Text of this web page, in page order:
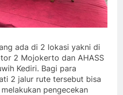
ada di 2 lokasi yakni di
2 Mojokerto dan AHASS
Kediri. Bagi para
2 jalur rute tersebut bisa
pengecekan